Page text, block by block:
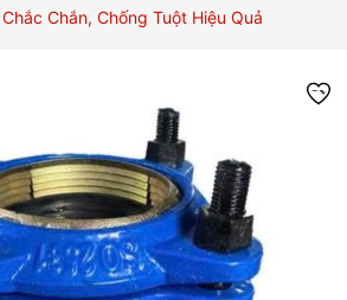
Chắn, Chống Tuột Hiệu Quả